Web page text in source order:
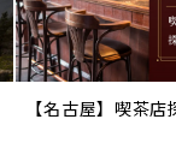
【名古屋】喫茶店